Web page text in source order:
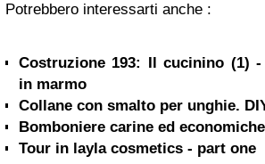
Potrebbero interessarti anche :
Costruzione 193: Il cucinino (1)
in marmo
Collane con smalto per unghie.
Bomboniere carine ed economiche
Tour in layla cosmetics - part one